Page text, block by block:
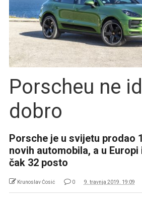
Porscheu ne
dobro
Porsche je u svijetu prodao
novih automobila, a u Europi
čak 32 posto
Krunoslav Ćosić 0 9. travnja 2019. 19:09